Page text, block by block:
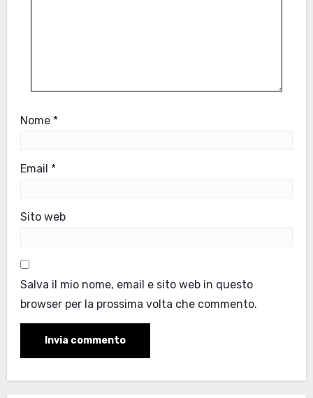
Nome *
Email *
Sito web
Salva il mio nome, email e sito web in questo
browser per la prossima volta che commento.